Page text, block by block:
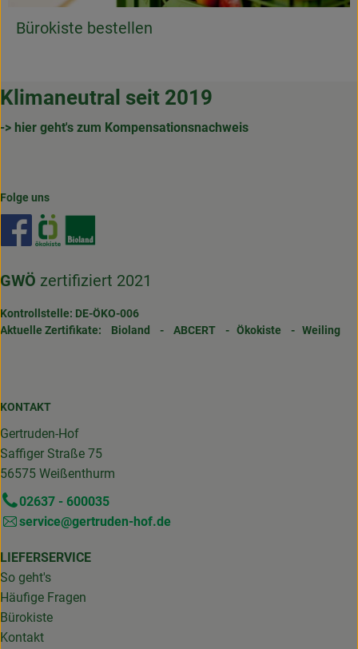
Bürokiste bestellen
Klimaneutral seit 2019
-> hier geht's zum Kompensationsnachweis
Folge uns
Externer Link zu https://www.facebook.com/
GWÖ zertifiziert 2021
Kontrollstelle: DE-ÖKO-006
Aktuelle Zertifikate: Bioland - ABCERT - Ökokiste - Weiling
KONTAKT
Gertruden-Hof
Saffiger Straße 75
56575 Weißenthurm
02637 - 600035
service@gertruden-hof.de
LIEFERSERVICE
So geht's
Häufige Fragen
Bürokiste
Kontakt